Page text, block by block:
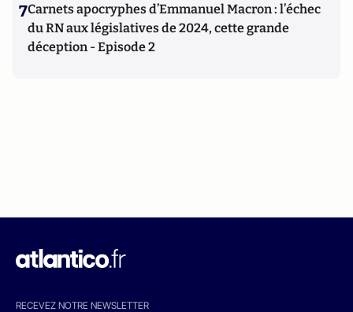
7Carnets apocryphes d’Emmanuel Macron : l’échec
du RN aux législatives de 2024, cette grande
déception - Episode 2
RECEVEZ NOTRE NEWSLETTER